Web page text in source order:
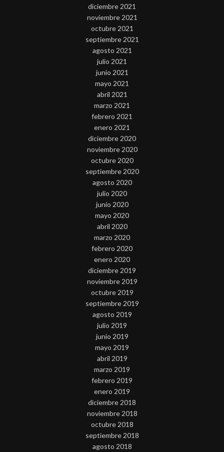
diciembre 2021
noviembre 2021
octubre 2021
septiembre 2021
agosto 2021
julio 2021
junio 2021
mayo 2021
abril 2021
marzo 2021
febrero 2021
enero 2021
diciembre 2020
noviembre 2020
octubre 2020
septiembre 2020
agosto 2020
julio 2020
junio 2020
mayo 2020
abril 2020
marzo 2020
febrero 2020
enero 2020
diciembre 2019
noviembre 2019
octubre 2019
septiembre 2019
agosto 2019
julio 2019
junio 2019
mayo 2019
abril 2019
marzo 2019
febrero 2019
enero 2019
diciembre 2018
noviembre 2018
octubre 2018
septiembre 2018
agosto 2018